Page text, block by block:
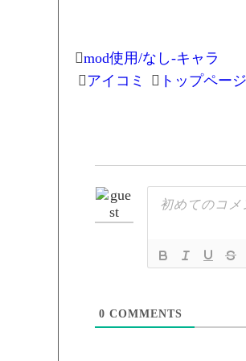
mod使用/なし-キャラ
アイコミ
トップペー
0 COMMENTS